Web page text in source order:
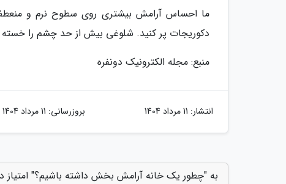
ما احساس آرامش بیشتری روی سطوح نرم و
دکوریجات پر کنید. شلوغی بیش از حد چشم را
منبع: مجله الکترونیک دونفره
انتشار: 11 مرداد 1404 بروزرسانی: 11 مرداد 1404
به "چطور یک خانه آرامش بخش داشته باشیم؟" امتیاز